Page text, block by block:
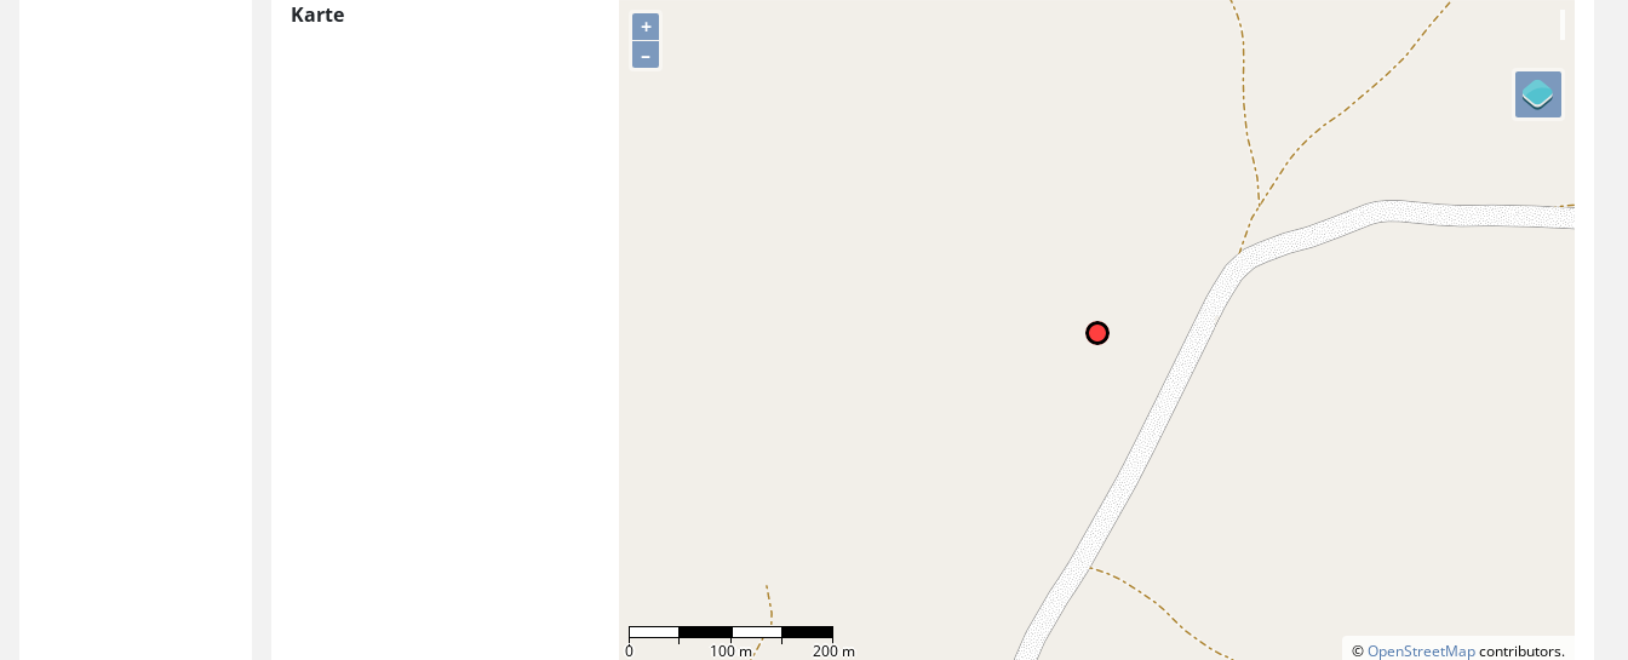
Karte
+
–
©OpenStreetMapcontributors.
0 100 m 200 m